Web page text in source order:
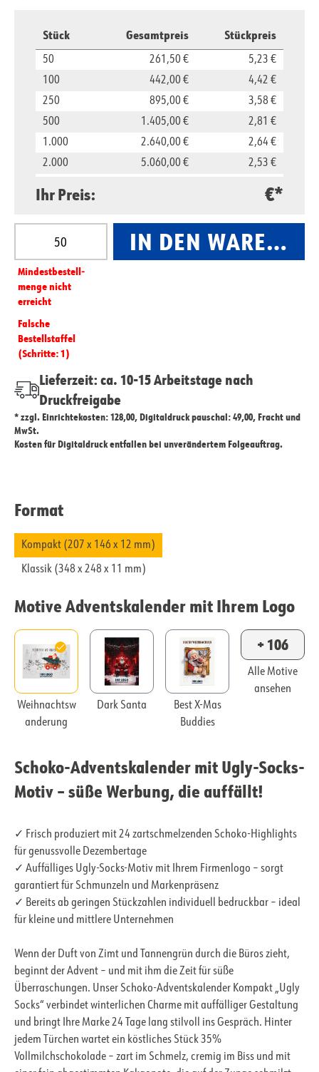
Stück Gesamtpreis Stückpreis
50 261,50 €
5,23 €
100
442,00 €
4,42 €
250
895,00 €
3,58 €
500
1.405,00 €
2,81 €
1.000
2.640,00 €
2,64 €
2.000
5.060,00 €
2,53 €
2,35 €
Ihr Preis: €*
Produkt Anzahl: Gib den gewünschten Wert ein
Mindest­­bestell­­
menge nicht
erreicht
Falsche
Bestellstaffel
(Schritte: 1)
IN DEN
Lieferzeit: ca. 10-15 Arbeitstage nach
Druckfreigabe
* zzgl. Einrichtekosten: 128,00, Digitaldruck pauschal: 49,00, Fracht und
MwSt.
Kosten für Digitaldruck entfallen bei unverändertem Folgeauftrag.
Format
Kompakt (207 x 146 x 12 mm)
Klassik (348 x 248 x 11 mm)
Motive Adventskalender mit Ihrem Logo
Weihnachtsw
anderung
Dark Santa
Best X-Mas
Buddies
+ 106
Alle Motive
ansehen
Schoko-Adventskalender mit Ugly-Socks-
Motiv – süße Werbung, die auffällt!
✓ Frisch produziert mit 24 zartschmelzenden Schoko-Highlights
für genussvolle Dezembertage
✓ Auffälliges Ugly-Socks-Motiv mit Ihrem Firmenlogo – sorgt
garantiert für Schmunzeln und Markenpräsenz
✓ Bereits ab geringen Stückzahlen individuell bedruckbar – ideal
für kleine und mittlere Unternehmen
Wenn der Duft von Zimt und Tannengrün durch die Büros zieht,
beginnt der Advent – und mit ihm die Zeit für süße
Überraschungen. Unser Schoko-Adventskalender Kompakt „Ugly
Socks“ verbindet winterlichen Charme mit auffälliger Gestaltung
und bringt Ihre Marke 24 Tage lang stilvoll ins Gespräch. Hinter
jedem Türchen wartet ein köstliches Stück 35%
Vollmilchschokolade – zart im Schmelz, cremig im Biss und mit